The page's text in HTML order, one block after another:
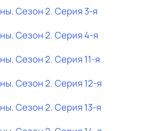
. Сезон 2. Серия 3-я
. Сезон 2. Серия 4-я
. Сезон 2. Серия 11-я
. Сезон 2. Серия 12-я
. Сезон 2. Серия 13-я